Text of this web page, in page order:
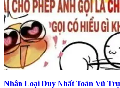
Nhân Loại Duy Nhất Toàn Vũ Trụ